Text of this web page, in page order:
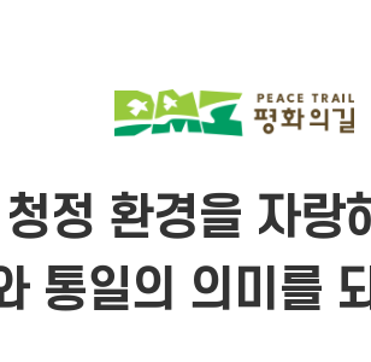
정 환경을 자랑
통일의 의미를